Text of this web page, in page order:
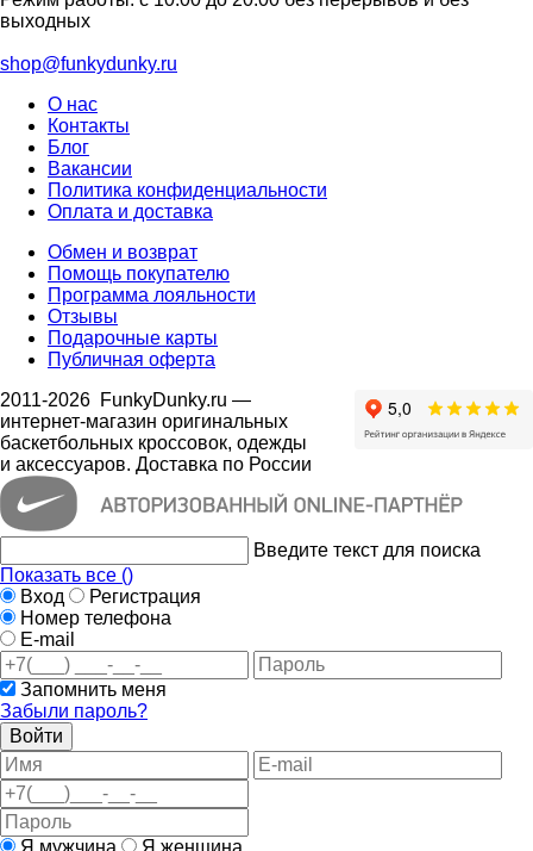
выходных
shop@funkydunky.ru
О нас
Контакты
Блог
Вакансии
Политика конфиденциальности
Оплата и доставка
Обмен и возврат
Помощь покупателю
Программа лояльности
Отзывы
Подарочные карты
Публичная оферта
2011-2026 FunkyDunky.ru —
интернет-магазин оригинальных
баскетбольных кроссовок, одежды
и аксессуаров. Доставка по России
Введите текст для поиска
Показать все ()
Вход
Регистрация
Номер телефона
E-mail
Запомнить меня
Забыли пароль?
Войти
Я мужчина
Я женщина